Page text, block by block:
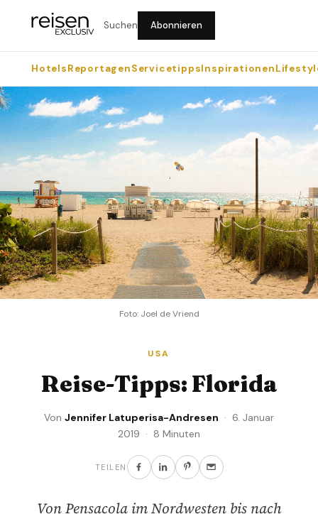
Suchen Abonnieren
HotelsReportagenServicetippsInspirationen
Foto: Joel de Vriend
USA
Reise-Tipps: Florida
Von Jennifer Latuperisa-Andresen · 6. Januar
2019 · 8 Minuten
TEILEN
Von Pensacola im Nordwesten bis nach